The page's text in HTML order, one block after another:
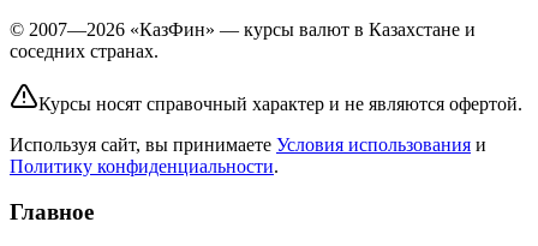
© 2007—2026 «КазФин» — курсы валют в Казахстане и
соседних странах.
Курсы носят справочный характер и не являются офертой.
Используя сайт, вы принимаете Условия использования и
Политику конфиденциальности.
Главное